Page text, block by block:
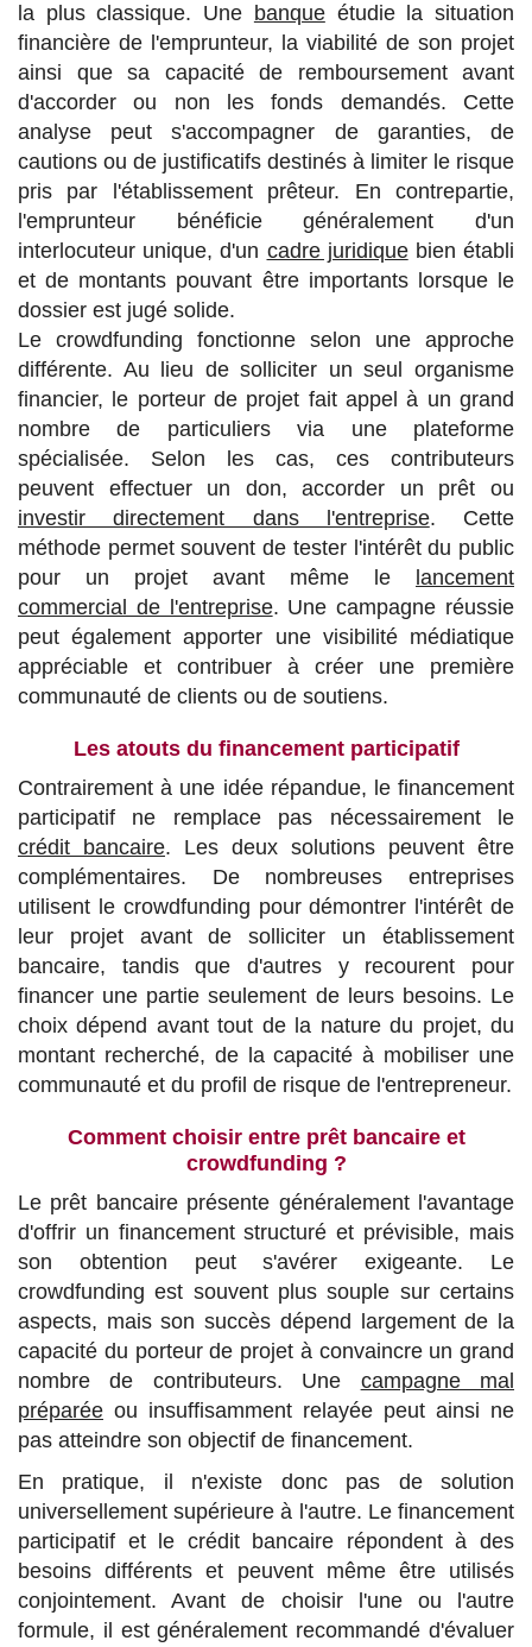
la plus classique. Une banqueétudie la situation
financière de l'emprunteur, la viabilité de son projet
ainsi que sa capacité de remboursement avant
d'accorder ou non les fonds demandés. Cette
analyse peut s'accompagner de garanties, de
cautions ou de justificatifs destinés à limiter le risque
pris par l'établissement prêteur. En contrepartie,
l'emprunteur bénéficie généralement d'un
interlocuteur unique, d'un cadre juridiquebien établi
et de montants pouvant être importants lorsque le
dossier est jugé solide.
Le crowdfunding fonctionne selon une approche
différente. Au lieu de solliciter un seul organisme
financier, le porteur de projet fait appel à un grand
nombre de particuliers via une plateforme
spécialisée. Selon les cas, ces contributeurs
peuvent effectuer un don, accorder un prêt ou
investir directement dans l'entreprise. Cette
méthode permet souvent de tester l'intérêt du public
pour un projet avant même le
lancement
commercial de l'entreprise. Une campagne réussie
peut également apporter une visibilité médiatique
appréciable et contribuer à créer une première
communauté de clients ou de soutiens.
Les atouts du financement participatif
Contrairement à une idée répandue, le financement
participatif ne remplace pas nécessairement le
crédit bancaire. Les deux solutions peuvent être
complémentaires. De nombreuses entreprises
utilisent le crowdfunding pour démontrer l'intérêt de
leur projet avant de solliciter un établissement
bancaire, tandis que d'autres y recourent pour
financer une partie seulement de leurs besoins. Le
choix dépend avant tout de la nature du projet, du
montant recherché, de la capacité à mobiliser une
communauté et du profil de risque de l'entrepreneur.
Comment choisir entre prêt bancaire et
crowdfunding ?
Le prêt bancaire présente généralement l'avantage
d'offrir un financement structuré et prévisible, mais
son obtention peut s'avérer exigeante. Le
crowdfunding est souvent plus souple sur certains
aspects, mais son succès dépend largement de la
capacité du porteur de projet à convaincre un grand
nombre de contributeurs. Une campagne mal
préparée ou insuffisamment relayée peut ainsi ne
pas atteindre son objectif de financement.
En pratique, il n'existe donc pas de solution
universellement supérieure à l'autre. Le financement
participatif et le crédit bancaire répondent à des
besoins différents et peuvent même être utilisés
conjointement. Avant de choisir l'une ou l'autre
formule, il est généralement recommandé d'évaluer